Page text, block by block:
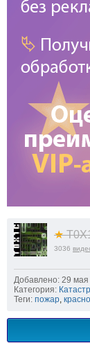
★
3036
Добавлено: 29
Категория:
Теги: пожар,